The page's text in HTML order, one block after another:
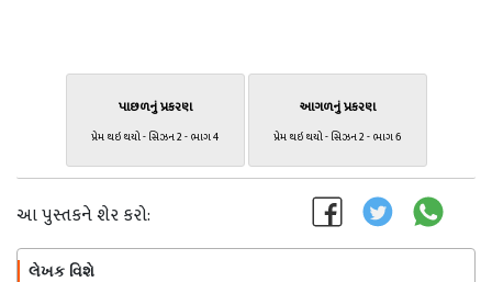
પાછળનું પ્રકરણ
પ્રેમ થઇ થયો - સિઝન 2 - ભાગ 4
આગળનું પ્રકરણ
પ્રેમ થઇ થયો - સિઝન 2 - ભાગ 6
આ પુસ્તકને શેર કરો:
લેખક વિશે